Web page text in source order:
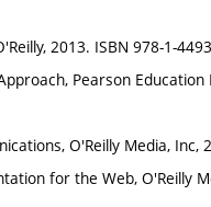
2013. ISBN 978-1-
Pearson
O'Reilly Media, Inc,
for the Web, O'Reilly